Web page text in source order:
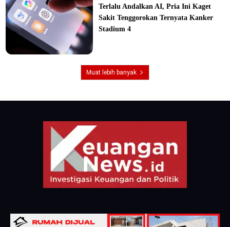
Terlalu Andalkan AI, Pria Ini Kaget
Sakit Tenggorokan Ternyata Kanker
Stadium 4
Muat lebih banyak